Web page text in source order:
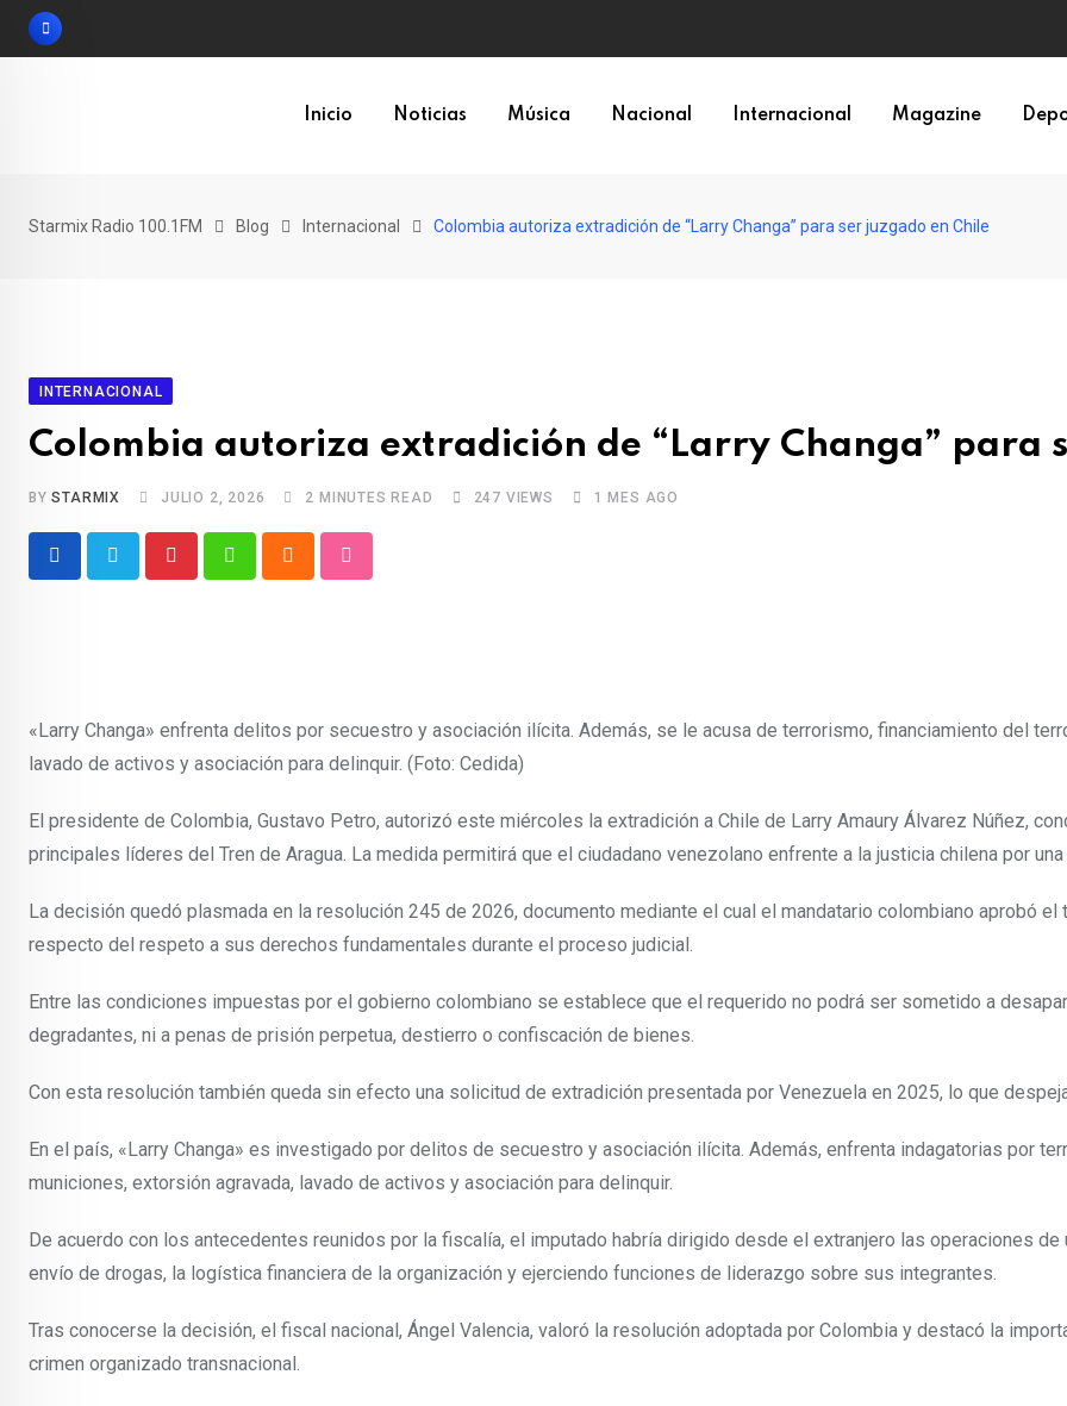
Skip
Inicio Noticias Música Nacional Internacional Magazine
Starmix Radio 100.1FM Blog Internacional Colombia autoriza extradición de “Larry Changa” para ser juzgado en Chile
INTERNACIONAL
Colombia autoriza extradición de “Larry Changa” para
BYSTARMIX JULIO 2, 2026 2 MINUTES READ 247 VIEWS 1 MES AGO
«Larry Changa» enfrenta delitos por secuestro y asociación ilícita. Además, se le acusa de terrorismo, financiamiento del
lavado de activos y asociación para delinquir. (Foto: Cedida)
El presidente de Colombia, Gustavo Petro, autorizó este miércoles la extradición a Chile de Larry Amaury Álvarez Núñez,
principales líderes del Tren de Aragua. La medida permitirá que el ciudadano venezolano enfrente a la justicia chilena por
La decisión quedó plasmada en la resolución 245 de 2026, documento mediante el cual el mandatario colombiano aprobó
respecto del respeto a sus derechos fundamentales durante el proceso judicial.
Entre las condiciones impuestas por el gobierno colombiano se establece que el requerido no podrá ser sometido a
degradantes, ni a penas de prisión perpetua, destierro o confiscación de bienes.
Con esta resolución también queda sin efecto una solicitud de extradición presentada por Venezuela en 2025, lo que
En el país, «Larry Changa» es investigado por delitos de secuestro y asociación ilícita. Además, enfrenta indagatorias por
municiones, extorsión agravada, lavado de activos y asociación para delinquir.
De acuerdo con los antecedentes reunidos por la fiscalía, el imputado habría dirigido desde el extranjero las operaciones de
envío de drogas, la logística financiera de la organización y ejerciendo funciones de liderazgo sobre sus integrantes.
Tras conocerse la decisión, el fiscal nacional, Ángel Valencia, valoró la resolución adoptada por Colombia y destacó la
crimen organizado transnacional.